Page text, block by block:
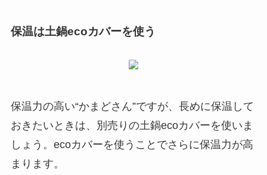
保温は土鍋ecoカバーを使う
保温力の高い“かまどさん”ですが、長めに保温して
おきたいときは、別売りの土鍋ecoカバーを使いま
しょう。ecoカバーを使うことでさらに保温力が高
まります。